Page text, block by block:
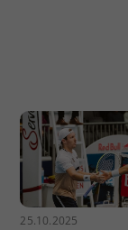
25.10.2025